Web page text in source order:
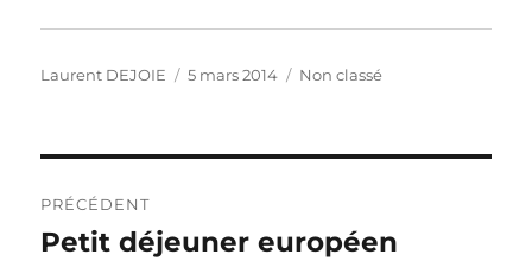
Auteur
Laurent DEJOIE
Publié
5 mars 2014 Catégories
Non classé
de
PRÉCÉDENT
Publication
Petit déjeuner européen